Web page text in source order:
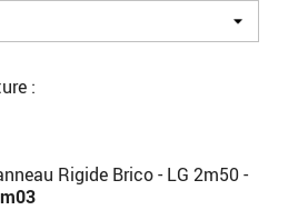
:
Rigide Brico - LG 2m50 -